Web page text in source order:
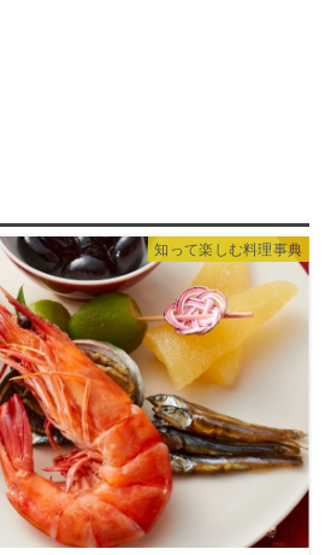
知って楽しむ料理事典